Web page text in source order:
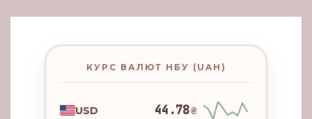
КУРС ВАЛЮТ НБУ (UAH)
USD 44.78₴